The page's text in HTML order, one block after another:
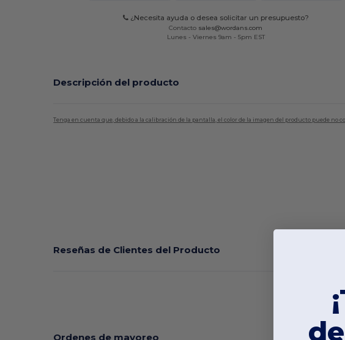
¿Necesita ayuda o desea solicitar un presupuesto?
Contacto sales@wordans.com
Lunes - Viernes 9am - 5pm EST
Descripción del producto
Tenga en cuenta que, debido a la calibración de la pantalla, el color de la imagen del producto puede no
Reseñas de Clientes del Producto
Ordenes de mayoreo